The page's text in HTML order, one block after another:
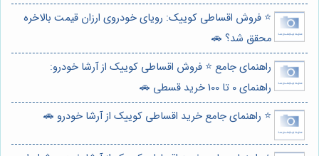
⭐️ فروش اقساطی کوییک: رویای خودروی ارزان قیمت بالاخره
محقق شد؟ 🚗
راهنمای جامع ⭐️ فروش اقساطی کوییک از آرشا خودرو:
راهنمای 0 تا 100 خرید قسطی 🚗
⭐️ راهنمای جامع خرید اقساطی کوییک از آرشا خودرو 🚗